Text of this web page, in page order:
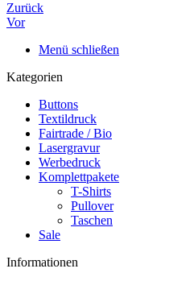
Zurück
Vor
Menü schließen
Kategorien
Buttons
Textildruck
Fairtrade / Bio
Lasergravur
Werbedruck
Komplettpakete
T-Shirts
Pullover
Taschen
Sale
Informationen